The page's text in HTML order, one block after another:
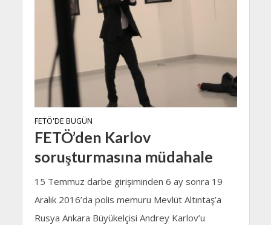
FETÖ'DE BUGÜN
FETÖ’den Karlov
soruşturmasına müdahale
15 Temmuz darbe girişiminden 6 ay sonra 19
Aralık 2016’da polis memuru Mevlüt Altıntaş’a
Rusya Ankara Büyükelçisi Andrey Karlov’u